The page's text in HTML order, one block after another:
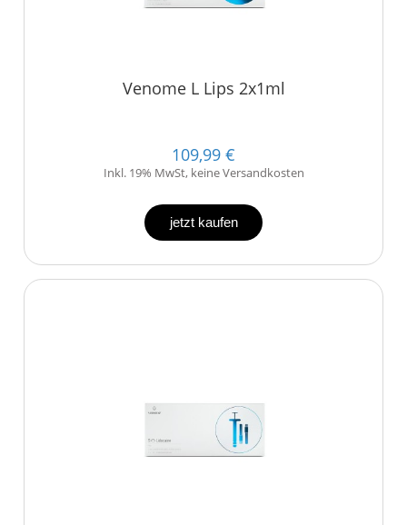
Venome L Lips 2x1ml
109,99 €
Inkl. 19% MwSt, keine Versandkosten
jetzt kaufen